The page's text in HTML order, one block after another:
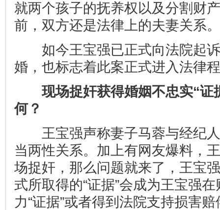
就两个孩子的抚养权以及分割财
前，双方还是法律上的夫妻关系。
如今王宝强已正式向法院起诉
婚，也标志着此案正式进入法律
现场捉奸获得婚姻不忠实“证
何？
王宝强声称妻子马蓉与经纪人
当两性关系。加上有网友爆料，
场捉奸，那么问题就来了，王宝
式所取得的“证据”会成为王宝强
力“证据”或者得到法院支持损害